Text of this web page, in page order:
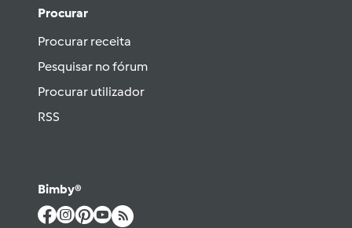
Procurar
Procurar receita
Pesquisar no fórum
Procurar utilizador
RSS
Bimby®